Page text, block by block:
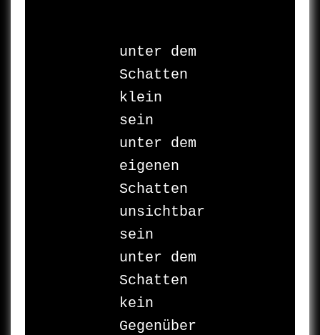
unter dem
Schatten
klein
sein
unter dem
eigenen
Schatten
unsichtbar
sein
unter dem
Schatten
kein
Gegenüber